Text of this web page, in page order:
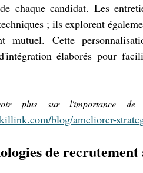
de chaque candidat. Les
; ils explorent
mutuel. Cette
élaborés pour
blog/ameliorer-
de recrutement